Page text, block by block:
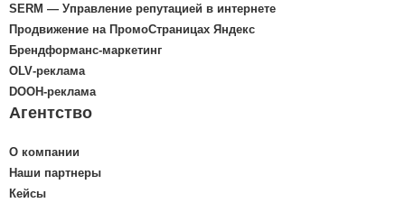
SERM — Управление репутацией в интернете
Продвижение на ПромоСтраницах Яндекс
Брендформанс-маркетинг
OLV‑реклама
DOOH‑реклама
Агентство
О компании
Наши партнеры
Кейсы